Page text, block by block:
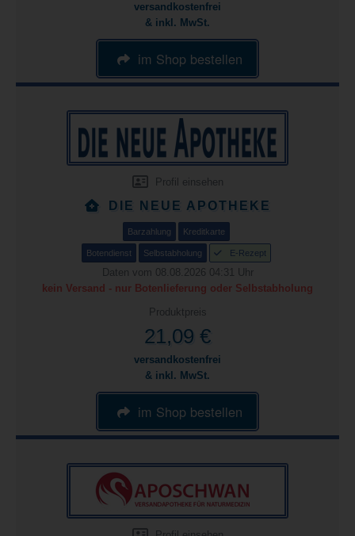
versandkostenfrei
& inkl. MwSt.
im Shop bestellen
Profil einsehen
DIE NEUE APOTHEKE
Barzahlung Kreditkarte
Botendienst Selbstabholung E-Rezept
Daten vom 08.08.2026 04:31 Uhr
kein Versand - nur Botenlieferung oder Selbstabholung
Produktpreis
21,09 €
versandkostenfrei
& inkl. MwSt.
im Shop bestellen